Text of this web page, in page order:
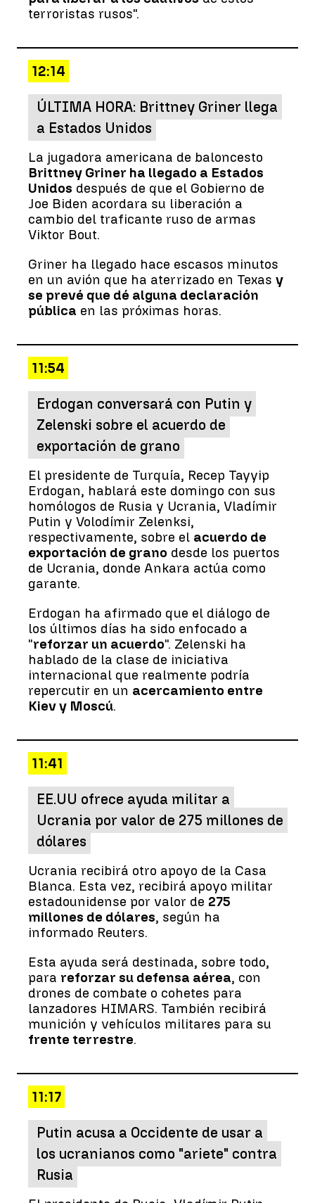
terroristas rusos".
12:14
ÚLTIMA HORA: Brittney Griner llega
a Estados Unidos
La jugadora americana de baloncesto
Brittney Griner ha llegado a Estados
Unidos después de que el Gobierno de
Joe Biden acordara su liberación a
cambio del traficante ruso de armas
Viktor Bout.
Griner ha llegado hace escasos minutos
en un avión que ha aterrizado en Texas y
se prevé que dé alguna declaración
pública en las próximas horas.
11:54
Erdogan conversará con Putin y
Zelenski sobre el acuerdo de
exportación de grano
El presidente de Turquía, Recep Tayyip
Erdogan, hablará este domingo con sus
homólogos de Rusia y Ucrania, Vladímir
Putin y Volodímir Zelenksi,
respectivamente, sobre el acuerdo de
exportación de grano desde los puertos
de Ucrania, donde Ankara actúa como
garante.
Erdogan ha afirmado que el diálogo de
los últimos días ha sido enfocado a
"reforzar un acuerdo". Zelenski ha
hablado de la clase de iniciativa
internacional que realmente podría
repercutir en un acercamiento entre
Kiev y Moscú.
11:41
EE.UU ofrece ayuda militar a
Ucrania por valor de 275 millones de
dólares
Ucrania recibirá otro apoyo de la Casa
Blanca. Esta vez, recibirá apoyo militar
estadounidense por valor de 275
millones de dólares, según ha
informado Reuters.
Esta ayuda será destinada, sobre todo,
para reforzar su defensa aérea, con
drones de combate o cohetes para
lanzadores HIMARS. También recibirá
munición y vehículos militares para su
frente terrestre.
11:17
Putin acusa a Occidente de usar a
los ucranianos como "ariete" contra
Rusia